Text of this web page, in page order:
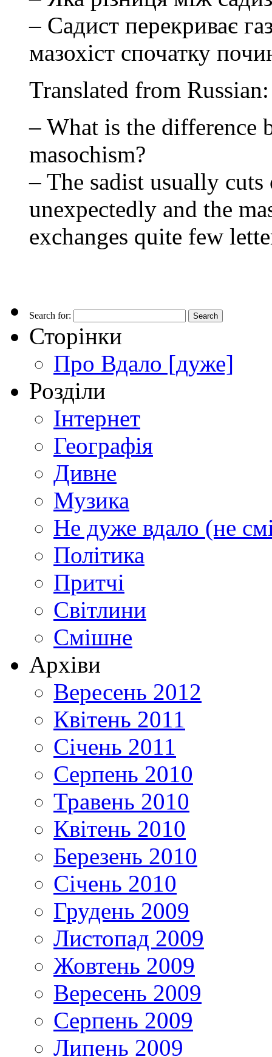
– Садист перекриває
мазохіст спочатку
Translated from Russian:
– What is the difference
masochism?
– The sadist usually
unexpectedly and the
exchanges quite few
Search for:
Сторінки
Про Вдало [дуже]
Розділи
Інтернет
Географія
Дивне
Музика
Не дуже вдало (не
Політика
Притчі
Світлини
Смішне
Архіви
Вересень 2012
Квітень 2011
Січень 2011
Серпень 2010
Травень 2010
Квітень 2010
Березень 2010
Січень 2010
Грудень 2009
Листопад 2009
Жовтень 2009
Вересень 2009
Серпень 2009
Липень 2009